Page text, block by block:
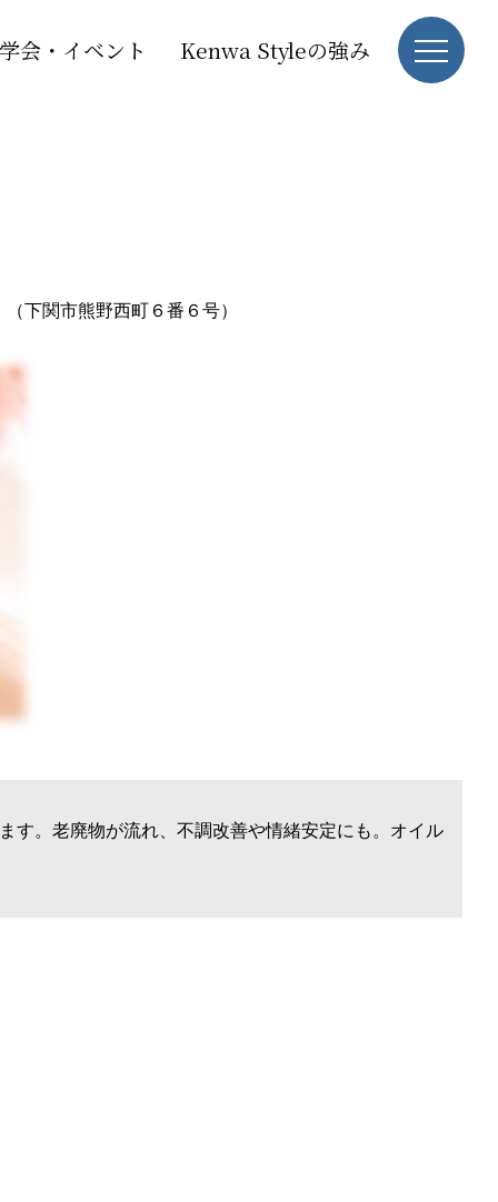
会・イベント Kenwa Styleの強み
下関市熊野西町６番６号）
す。老廃物が流れ、不調改善や情緒安定にも。オイル